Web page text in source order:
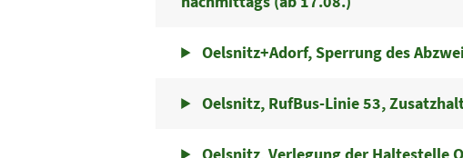
Oelsnitz+Adorf, Sperrung des
Oelsnitz, RufBus-Linie 53,